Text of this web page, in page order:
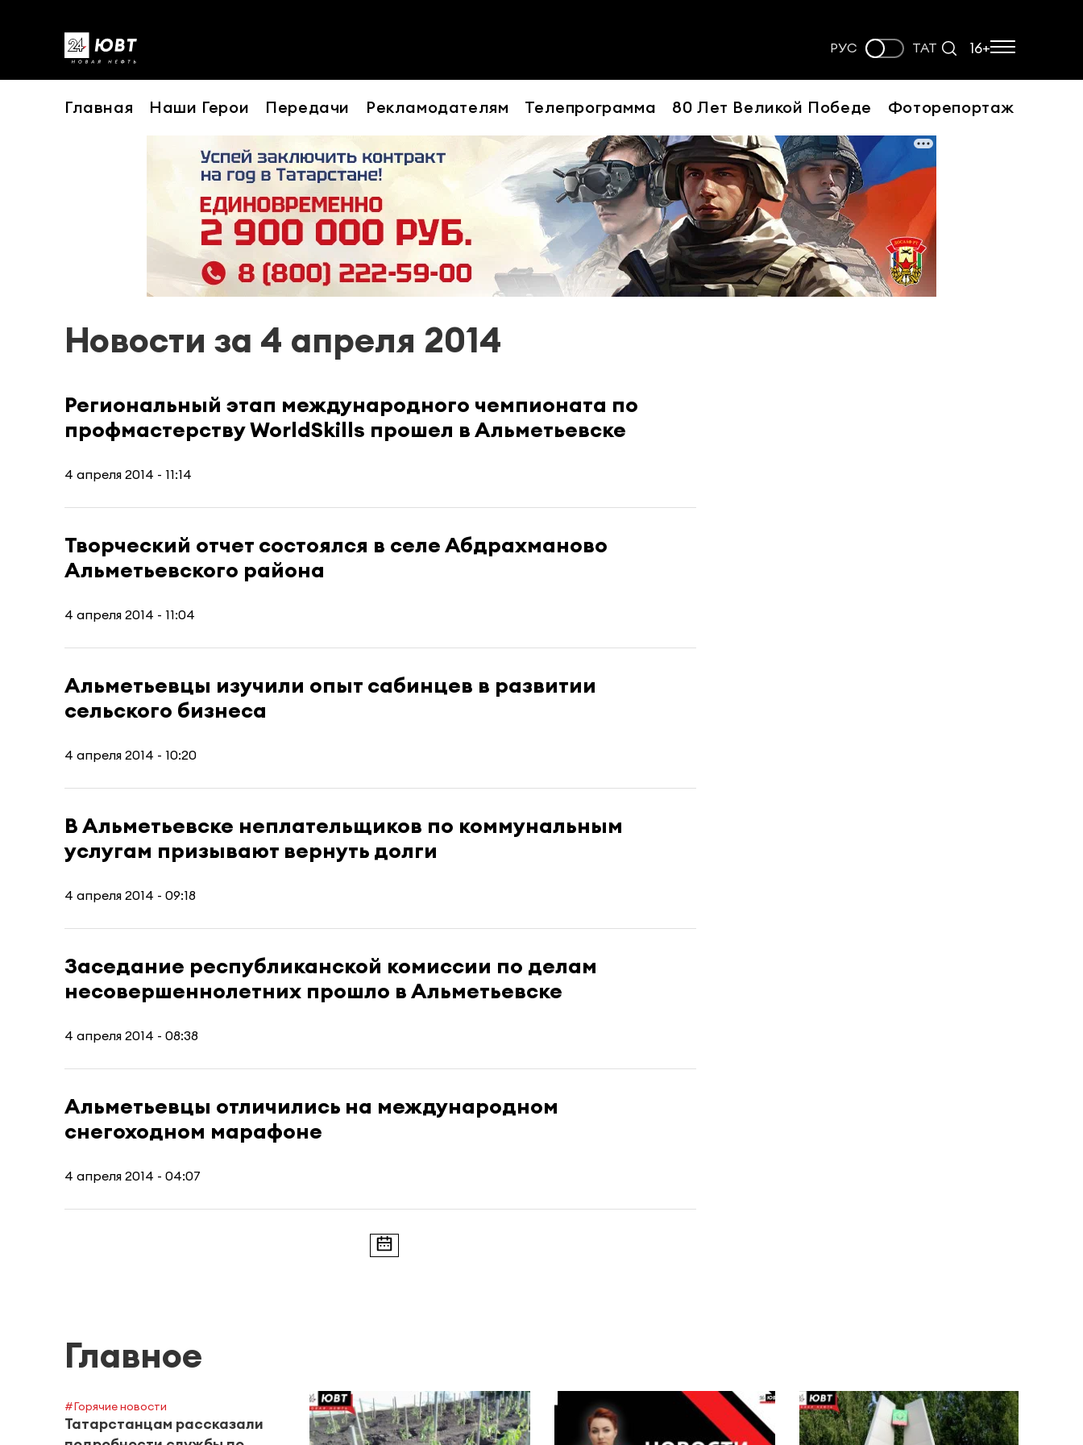
РУС ТАТ 16+
Главная Наши Герои Передачи Рекламодателям Телепрограмма 80 Лет Великой Победе Фоторепортаж
Новости за 4 апреля 2014
Региональный этап международного чемпионата по
профмастерству WorldSkills прошел в Альметьевске
4 апреля 2014 - 11:14
Творческий отчет состоялся в селе Абдрахманово
Альметьевского района
4 апреля 2014 - 11:04
Альметьевцы изучили опыт сабинцев в развитии
сельского бизнеса
4 апреля 2014 - 10:20
В Альметьевске неплательщиков по коммунальным
услугам призывают вернуть долги
4 апреля 2014 - 09:18
Заседание республиканской комиссии по делам
несовершеннолетних прошло в Альметьевске
4 апреля 2014 - 08:38
Альметьевцы отличились на международном
снегоходном марафоне
4 апреля 2014 - 04:07
Главное
#Горячие новости
Татарстанцам рассказали